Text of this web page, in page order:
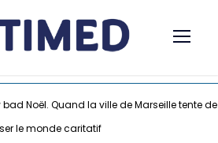
bad Noël. Quand la ville de Marseille tente de
le monde caritatif